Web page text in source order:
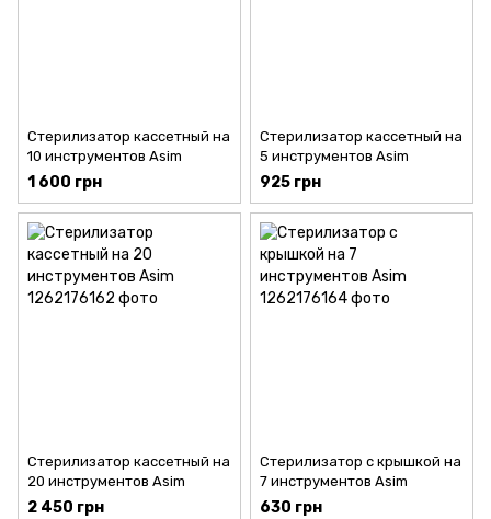
Стерилизатор кассетный на
10 инструментов Asim
1 600 грн
Стерилизатор кассетный на
5 инструментов Asim
925 грн
Стерилизатор кассетный на
20 инструментов Asim
2 450 грн
Стерилизатор с крышкой на
7 инструментов Asim
630 грн